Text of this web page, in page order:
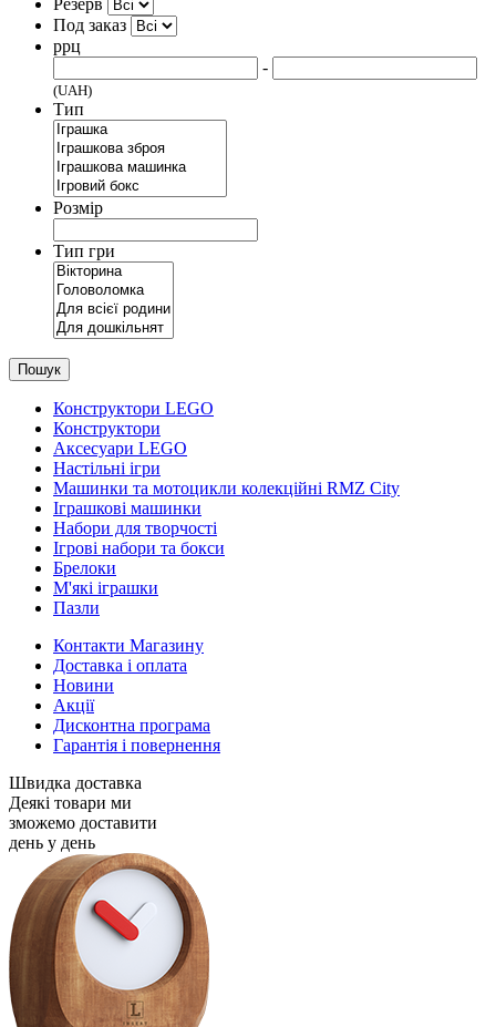
Резерв
Под заказ
ррц
-
(UAH)
Тип
Розмір
Тип гри
Пошук
Конструктори LEGO
Конструктори
Аксесуари LEGO
Настільні ігри
Машинки та мотоцикли колекційні RMZ City
Іграшкові машинки
Набори для творчості
Ігрові набори та бокси
Брелоки
М'які іграшки
Пазли
Контакти Магазину
Доставка і оплата
Новини
Акції
Дисконтна програма
Гарантія і повернення
Швидка доставка
Деякі товари ми
зможемо доставити
день у день